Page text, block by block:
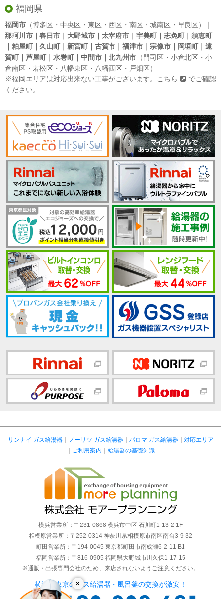
福岡県
福岡市 （博多区・中央区・東区・西区・南区・城南区・早良区）
那珂川市｜春日市｜大野城市｜太宰府市｜宇美町｜志免町｜須恵町
｜粕屋町｜久山町｜新宮町｜古賀市｜福津市｜宗像市｜岡垣町｜遠
賀町｜芦屋町｜水巻町｜中間市｜北九州市 （門司区・小倉北区・小
倉南区・若松区・八幡東区・八幡西区・戸畑区）
※福岡エリアは対応出来ない工事がございます。
こちら
でご確認
ください。
×
リンナイ ガス給湯器｜ ノーリツ ガス給湯器｜ パロマ ガス給湯器｜ 対応エリア
｜ ご利用案内 ｜ 給湯器の基礎知識
横浜営業所：〒231-0868 横浜市中区 石川町1-13-2 1F
相模原営業所：〒252-0314 神奈川県相模原市南区南台3-9-32
町田営業所：〒194-0045 東京都町田市南成瀬6-2-11 B1
福岡営業所：〒816-0905 福岡県大野城市川久保1-17-15
※通販・出張専門会社のため、来店されないようご注意ください。
横浜・東京のガス給湯器・風呂釜の交換が激安！